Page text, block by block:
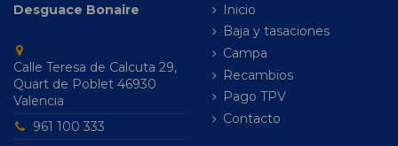
Desguace Bonaire
Calle Teresa de Calcuta 29,
Quart de Poblet 46930
Valencia
961 100 333
Inicio
Baja y tasaciones
Campa
Recambios
Pago TPV
Contacto